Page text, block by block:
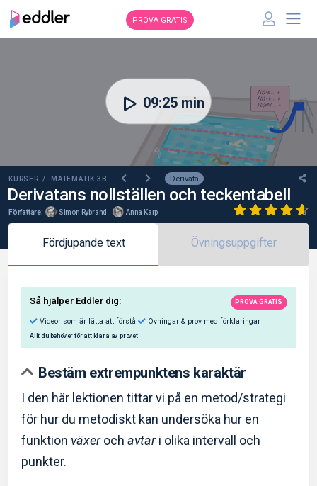
PROVA GRATIS
KURSER / MATEMATIK 3B Derivata
Derivatans nollställen och teckentabell
Författare: Simon Rybrand Anna Karp
09:25 min
Fördjupande text Övningsuppgifter
Videor som är lätta att förstå
Bestäm extrempunktens karaktär
I den här lektionen tittar vi på en metod/strategi
för hur du metodiskt kan undersöka hur en
funktion växeroch avtari olika intervall och
punkter.